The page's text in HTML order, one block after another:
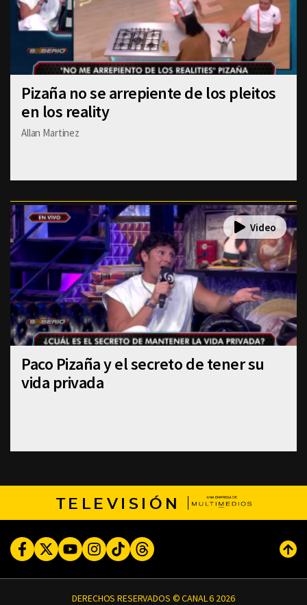
Pizaña no se arrepiente de los pleitos
en los reality
Allan Martinez
Paco Pizaña y el secreto de tener su
vida privada
TELEVISIÓN
FacebookTwitterYoutubeInstagram
TikTokThreads
DERECHOS RESERVADOS © CANAL 6 2026